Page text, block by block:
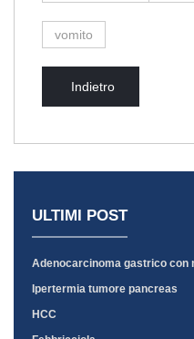
vomito
Indietro
ULTIMI POST
Adenocarcinoma gastrico con
Ipertermia tumore pancreas
HCC